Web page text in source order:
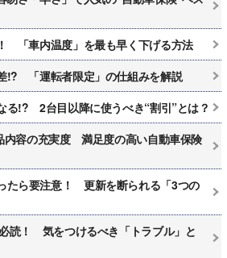
「車内温度」を最も早く下げる方法
!? 「運転者限定」の仕組みを解説
る!? 2台目以降に使うべき“割引”とは？
内容の充実度 満足度の高い自動車保険
たら要注意！ 更新を断られる「3つの
読！ 気をつけるべき「トラブル」と